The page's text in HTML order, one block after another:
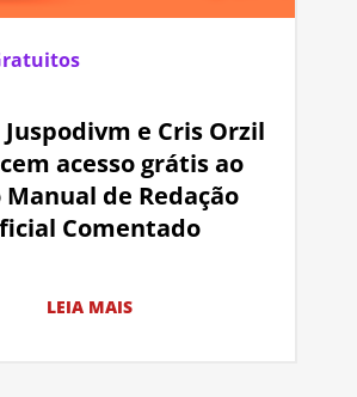
e Cris Orzil
acesso grátis ao
Manual de Redação
Comentado
LEIA MAIS